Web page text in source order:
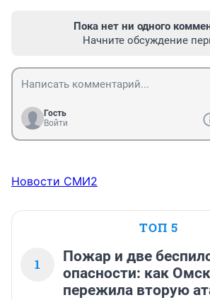
Пока нет ни одного
Начните обсуждение
Гость
Войти
Новости СМИ2
ТОП 5
1
Пожар и две
опасности: как
пережила вторую